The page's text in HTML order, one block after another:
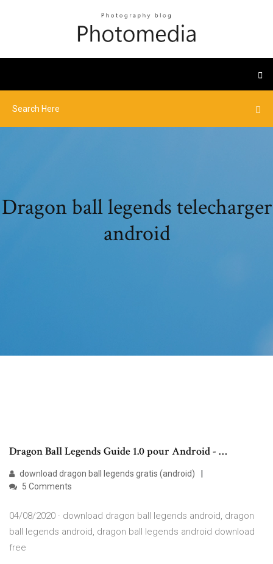
Dragon ball legends telecharger
android
Dragon Ball Legends Guide 1.0 pour Android - …
download dragon ball legends gratis (android)
5 Comments
04/08/2020 · download dragon ball legends android, dragon
ball legends android, dragon ball legends android download
free